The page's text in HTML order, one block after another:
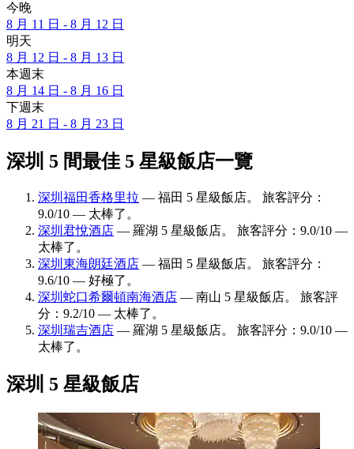
今晚
8 月 11 日 - 8 月 12 日
明天
8 月 12 日 - 8 月 13 日
本週末
8 月 14 日 - 8 月 16 日
下週末
8 月 21 日 - 8 月 23 日
深圳 5 間最佳 5 星級飯店一覽
深圳福田香格里拉 — 福田 5 星級飯店。 旅客評分：
9.0/10 — 太棒了。
深圳君悅酒店 — 羅湖 5 星級飯店。 旅客評分：9.0/10 —
太棒了。
深圳東海朗廷酒店 — 福田 5 星級飯店。 旅客評分：
9.6/10 — 好極了。
深圳蛇口希爾頓南海酒店 — 南山 5 星級飯店。 旅客評
分：9.2/10 — 太棒了。
深圳瑞吉酒店 — 羅湖 5 星級飯店。 旅客評分：9.0/10 —
太棒了。
深圳 5 星級飯店